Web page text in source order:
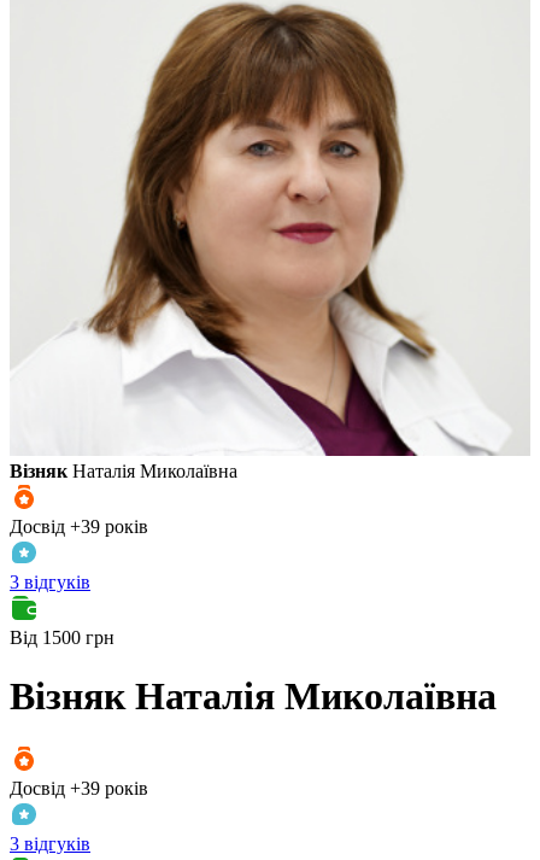
Візняк Наталія Миколаївна
Досвід +39 років
3 відгуків
Від 1500 грн
Візняк Наталія Миколаївна
Досвід +39 років
3 відгуків